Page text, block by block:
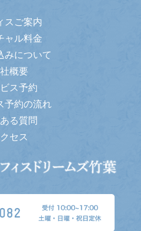
スご案内
ャル料金
みについて
概要
ス予約
予約の流れ
る質問
セス